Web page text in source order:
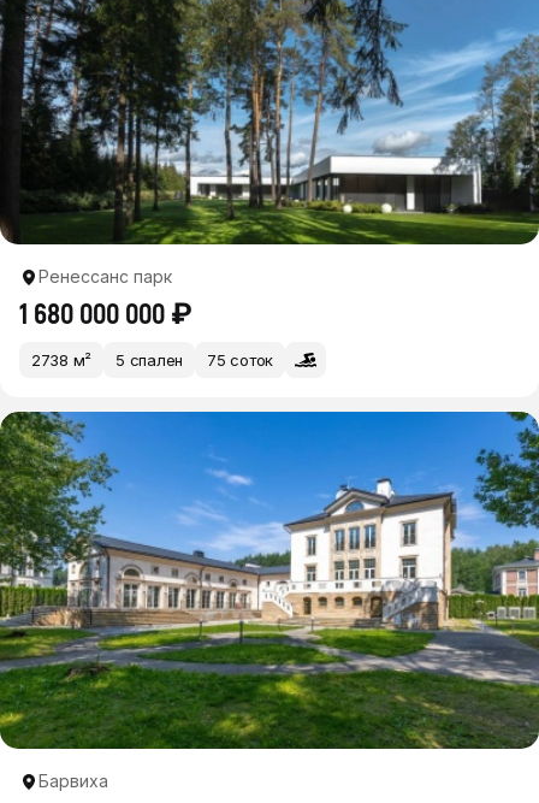
Ренессанс парк
1 680 000 000 ₽
2738 м² 5 спален 75 соток
Барвиха